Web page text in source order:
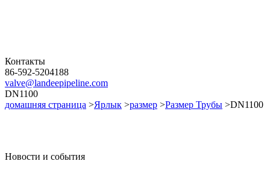
Контакты
86-592-5204188
valve@landeepipeline.com
DN1100
домашняя страница >Ярлык >размер >Размер Трубы >DN1100
Новости и события